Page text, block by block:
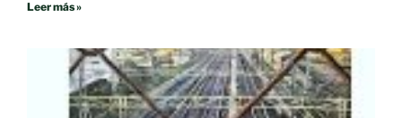
Leer más »